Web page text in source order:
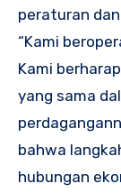
peraturan
“Kami
Kami
yang sama
bahwa
hubungan